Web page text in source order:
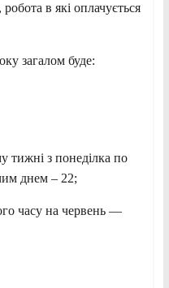
в які оплачується
загалом буде:
тижні з понеділка по
днем – 22;
часу на червень —